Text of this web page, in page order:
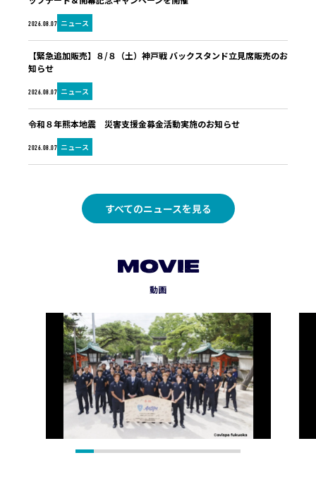
2026.08.07 ニュース
2026.08.07 ニュース
【緊急追加販売】８/８（土）神戸戦 バックスタンド立見席販売のお
知らせ
2026.08.07 ニュース
令和８年熊本地震 災害支援金募金活動実施のお知らせ
すべてのニュースを見る
MOVIE
動画